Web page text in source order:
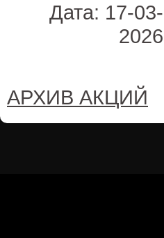
Дата: 17-03-
2026
АРХИВ АКЦИЙ